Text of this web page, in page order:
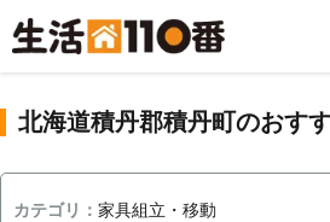
北海道積丹郡積丹町のおす
カテゴリ： 家具組立・移動